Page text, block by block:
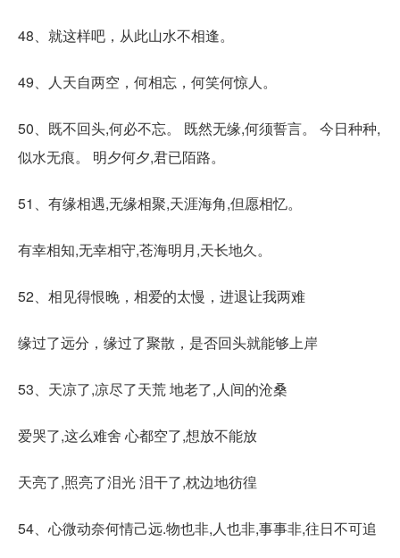
48、就这样吧，从此山水不相逢。
49、人天自两空，何相忘，何笑何惊人。
50、既不回头,何必不忘。 既然无缘,何须誓言。 今日种种,
似水无痕。 明夕何夕,君已陌路。
51、有缘相遇,无缘相聚,天涯海角,但愿相忆。
有幸相知,无幸相守,苍海明月,天长地久。
52、相见得恨晚，相爱的太慢，进退让我两难
缘过了远分，缘过了聚散，是否回头就能够上岸
53、天凉了,凉尽了天荒 地老了,人间的沧桑
爱哭了,这么难舍 心都空了,想放不能放
天亮了,照亮了泪光 泪干了,枕边地彷徨
54、心微动奈何情己远.物也非,人也非,事事非,往日不可追